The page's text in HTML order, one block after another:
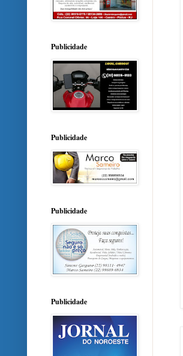
Publicidade
Publicidade
Publicidade
Publicidade